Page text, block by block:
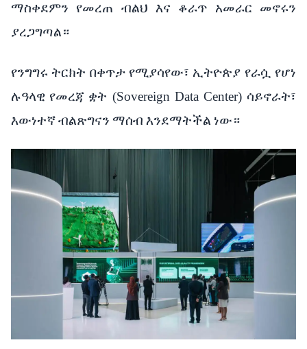
ማስቀደምን
የመረጠ ብልህ እና ቆራጥ አመራር
መኖሩን
ያረጋግጣል።
የንግግሩ ትርክት በቀጥታ የሚያሳየው፣ ኢትዮጵያ የራሷ የሆነ
ሉዓላዊ የመረጃ ቋት (Sovereign Data Center)ሳይኖራት፣
እውነተኛብልጽግናን ማሰብ እንደማትችል ነው።